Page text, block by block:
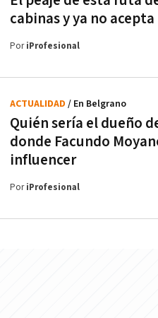
cabinas y ya no
PoriProfesional
Quién sería el dueño
donde Facundo
influencer
ACTUALIDAD / En Belgrano
PoriProfesional